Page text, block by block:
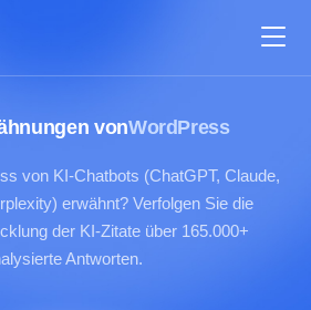
vonWordPress
von KI-Chatbots (ChatGPT, Claude,
erwähnt? Verfolgen Sie die
der KI-Zitate über 165.000+
Antworten.